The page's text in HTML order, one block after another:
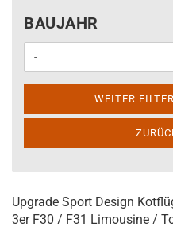
BAUJAHR
BAUJAHR
WEITER
Upgrade Sport Design
3er F30 / F31 Limousine /